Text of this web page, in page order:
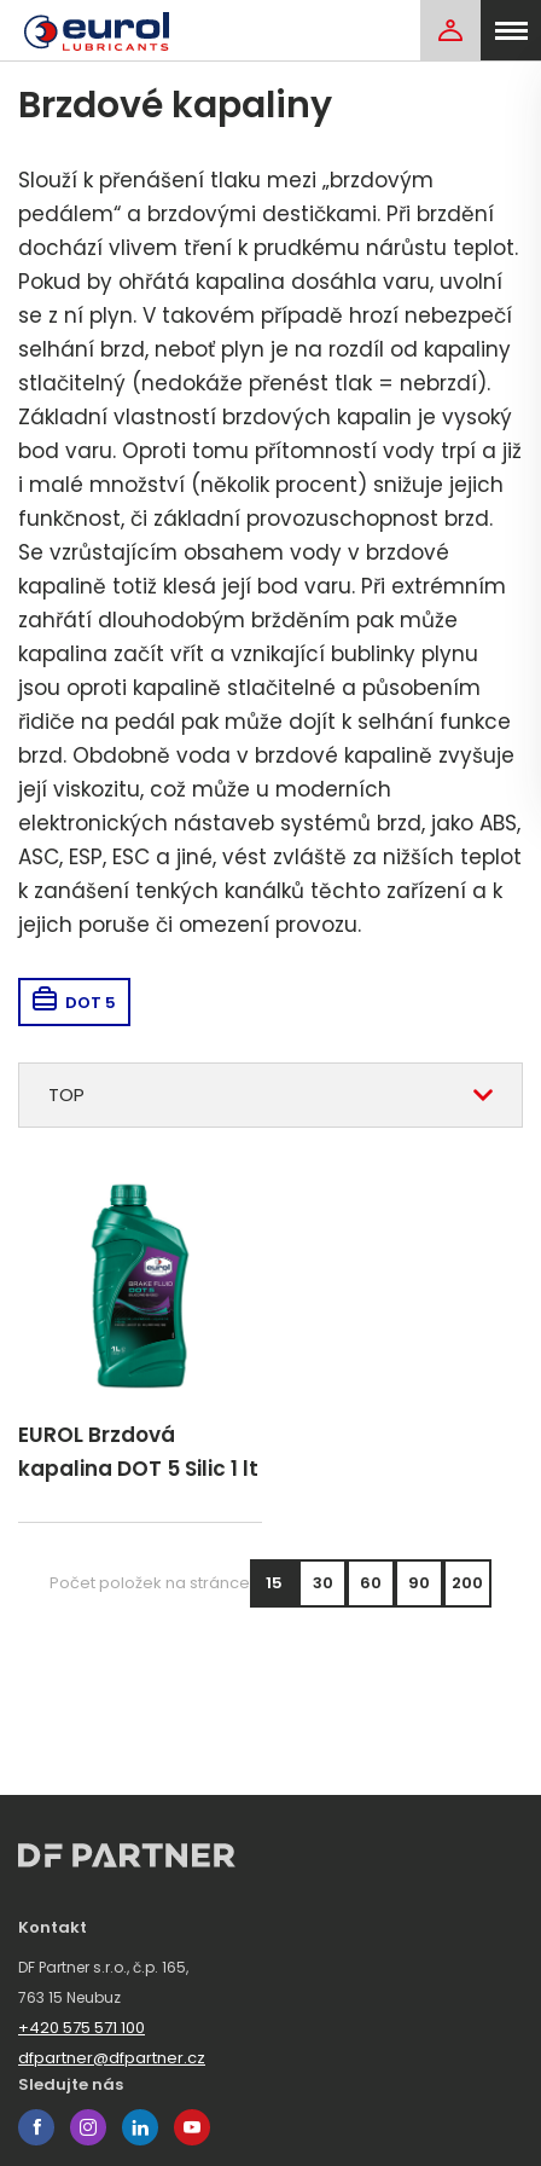
Brzdové kapaliny
TOP
Slouží k přenášení tlaku mezi „brzdovým
pedálem“ a brzdovými destičkami. Při brzdění
dochází vlivem tření k prudkému nárůstu teplot.
Pokud by ohřátá kapalina dosáhla varu, uvolní
se z ní plyn. V takovém případě hrozí nebezpečí
selhání brzd, neboť plyn je na rozdíl od kapaliny
stlačitelný (nedokáže přenést tlak = nebrzdí).
Základní vlastností brzdových kapalin je vysoký
bod varu. Oproti tomu přítomností vody trpí a již
i malé množství (několik procent) snižuje jejich
funkčnost, či základní provozuschopnost brzd.
Se vzrůstajícím obsahem vody v brzdové
kapalině totiž klesá její bod varu. Při extrémním
zahřátí dlouhodobým bržděním pak může
kapalina začít vřít a vznikající bublinky plynu
jsou oproti kapalině stlačitelné a působením
řidiče na pedál pak může dojít k selhání funkce
brzd. Obdobně voda v brzdové kapalině zvyšuje
její viskozitu, což může u moderních
elektronických nástaveb systémů brzd, jako ABS,
ASC, ESP, ESC a jiné, vést zvláště za nižších teplot
k zanášení tenkých kanálků těchto zařízení a k
jejich poruše či omezení provozu.
DOT 5
EUROL Brzdová
kapalina DOT 5 Silic 1 lt
Počet položek na stránce 15 30 60 90 200
Kontakt
DF Partner s.r.o., č.p. 165,
763 15 Neubuz
+420 575 571 100
dfpartner@dfpartner.cz
Sledujte nás